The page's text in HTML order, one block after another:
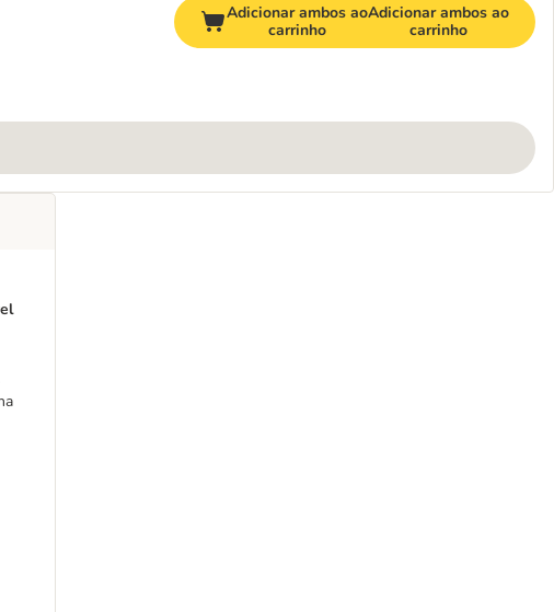
Adicionar ambos ao
carrinho
Adicionar ambos ao
carrinho